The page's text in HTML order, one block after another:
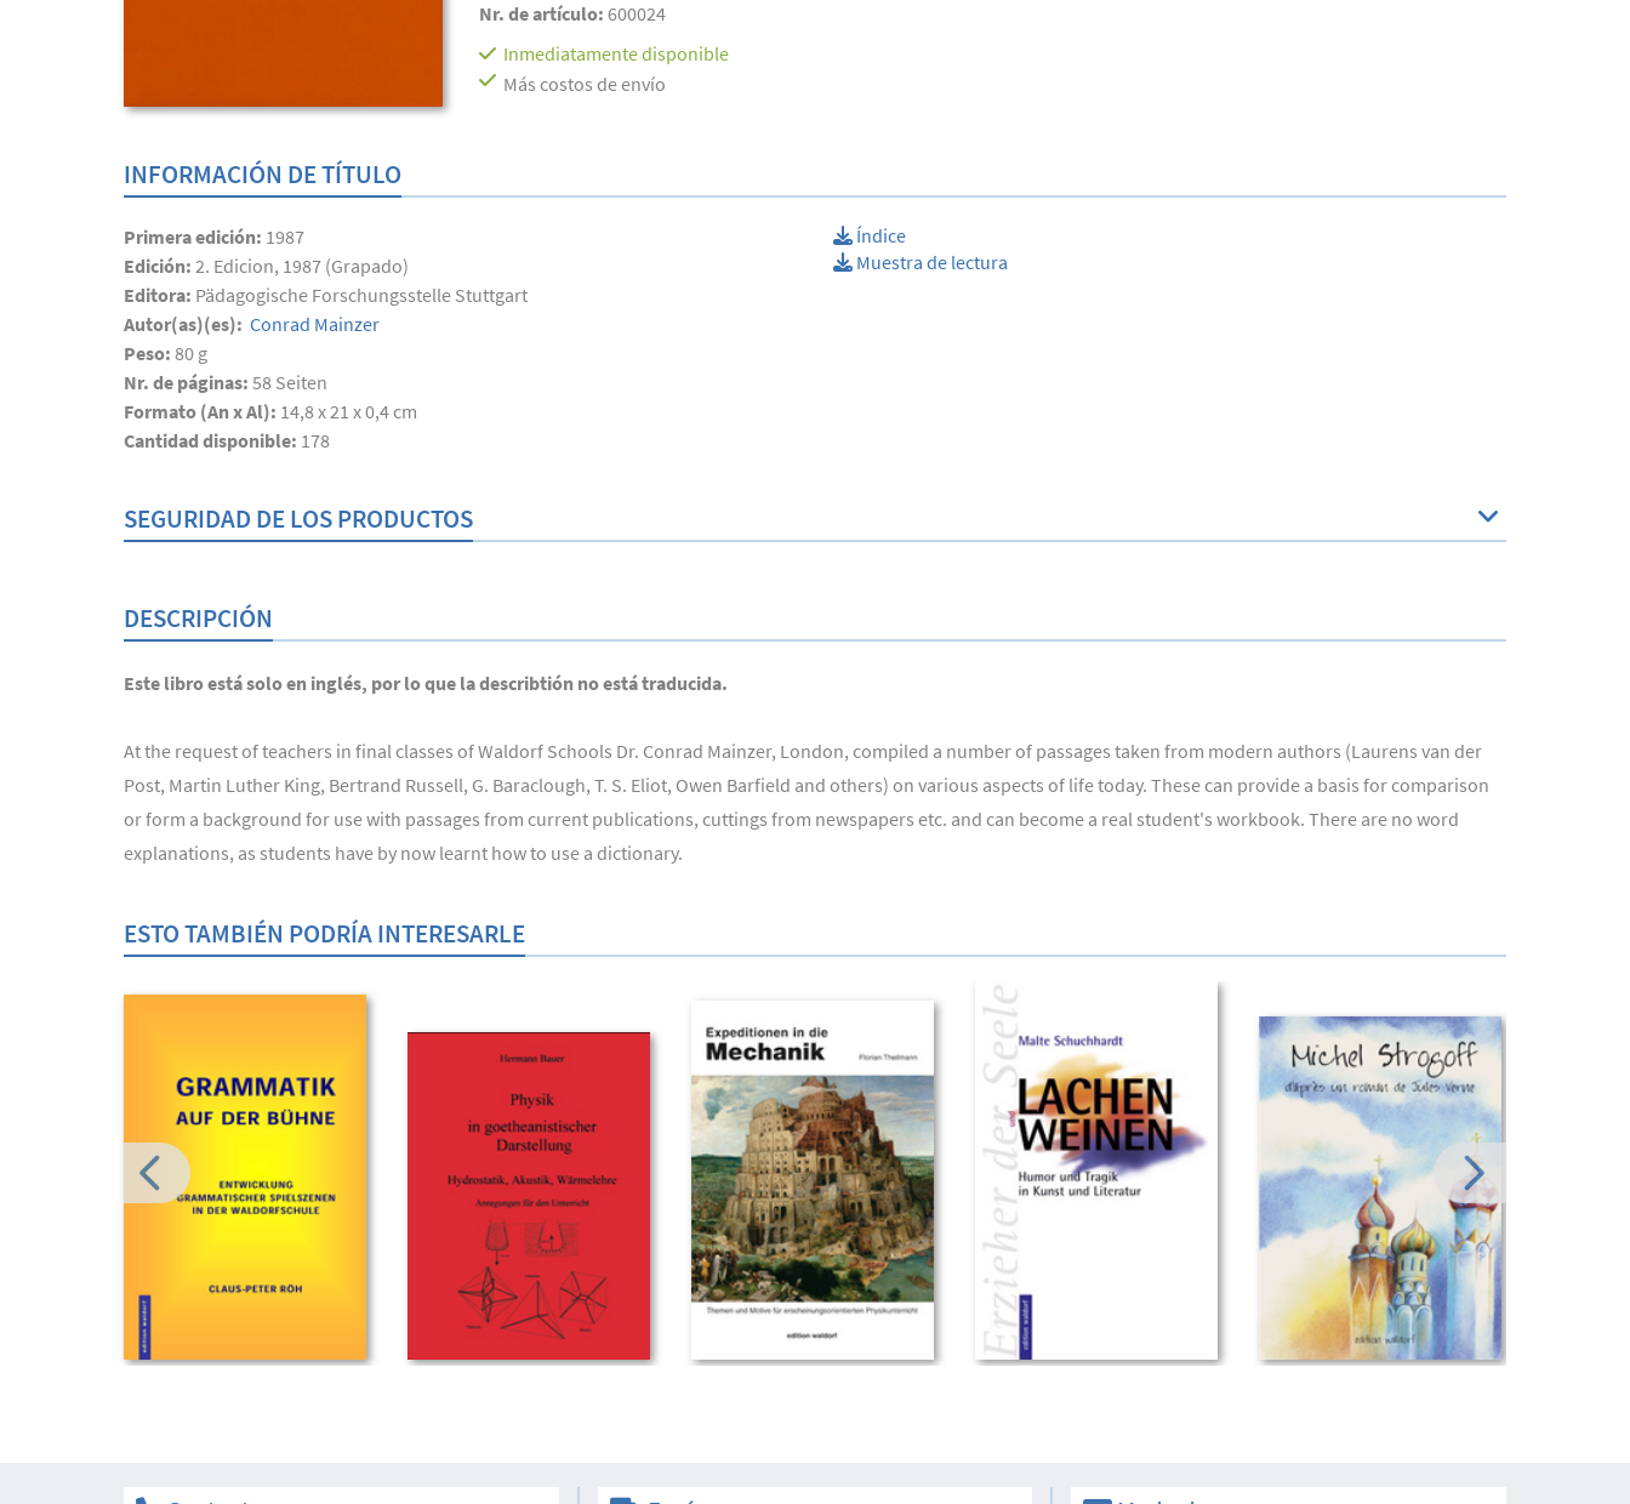
Nr. de artículo: 600024
Inmediatamente disponible
Más costos de envío
INFORMACIÓN DE TÍTULO
Primera edición: 1987
Edición: 2. Edicion, 1987 (Grapado)
Editora: Pädagogische Forschungsstelle Stuttgart
Autor(as)(es): Conrad Mainzer
Peso: 80 g
Nr. de páginas: 58 Seiten
Formato (An x Al): 14,8 x 21 x 0,4 cm
Cantidad disponible: 178
Índice
Muestra de lectura
SEGURIDAD DE LOS PRODUCTOS
DESCRIPCIÓN
Este libro está solo en inglés, por lo que la describtión no está traducida.
At the request of teachers in final classes of Waldorf Schools Dr. Conrad Mainzer, London, compiled a number of passages taken from modern authors (Laurens van der
Post, Martin Luther King, Bertrand Russell, G. Baraclough, T. S. Eliot, Owen Barfield and others) on various aspects of life today. These can provide a basis for comparison
or form a background for use with passages from current publications, cuttings from newspapers etc. and can become a real student's workbook. There are no word
explanations, as students have by now learnt how to use a dictionary.
ESTO TAMBIÉN PODRÍA INTERESARLE